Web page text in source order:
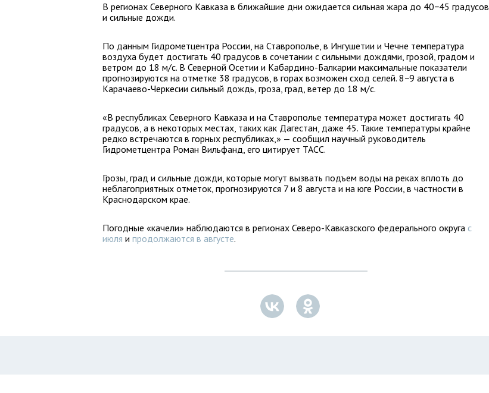
В регионах Северного Кавказа в ближайшие дни ожидается сильная жара до 40−45 градусов
и сильные дожди.
По данным Гидрометцентра России, на Ставрополье, в Ингушетии и Чечне температура
воздуха будет достигать 40 градусов в сочетании с сильными дождями, грозой, градом и
ветром до 18 м/с. В Северной Осетии и Кабардино-Балкарии максимальные показатели
прогнозируются на отметке 38 градусов, в горах возможен сход селей. 8−9 августа в
Карачаево-Черкесии сильный дождь, гроза, град, ветер до 18 м/с.
«В республиках Северного Кавказа и на Ставрополье температура может достигать 40
градусов, а в некоторых местах, таких как Дагестан, даже 45. Такие температуры крайне
редко встречаются в горных республиках,» — сообщил научный руководитель
Гидрометцентра Роман Вильфанд, его цитирует ТАСС.
Грозы, град и сильные дожди, которые могут вызвать подъем воды на реках вплоть до
неблагоприятных отметок, прогнозируются 7 и 8 августа и на юге России, в частности в
Краснодарском крае.
Погодные «качели» наблюдаются в регионах Северо-Кавказского федерального округа с
июля и продолжаются в августе.